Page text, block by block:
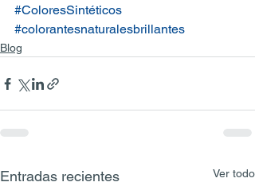
#ColoresSintéticos
#colorantesnaturalesbrillantes
Blog
Entradas recientes Ver todo